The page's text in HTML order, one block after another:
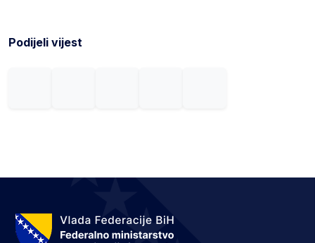
Podijeli vijest